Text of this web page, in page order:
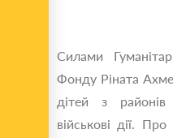
Силами
Фонду Ріната
дітей з
військові дії.